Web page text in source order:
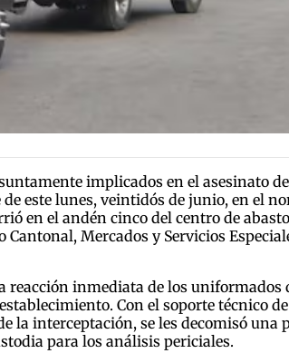
implicados en el asesinato
este lunes, veintidós de junio, en el
en el andén cinco del centro de
Mercados y Servicios
reacción inmediata de los
Con el soporte técnico
la interceptación, se les decomisó
para los análisis periciales.